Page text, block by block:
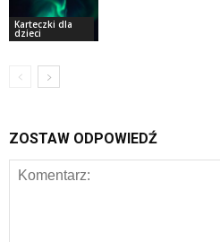
Karteczki dla
dzieci
ZOSTAW ODPOWIEDŹ